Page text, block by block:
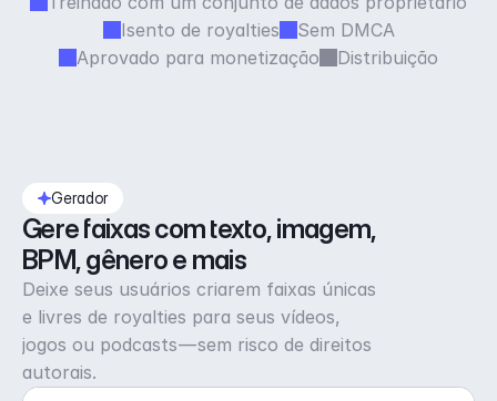
Isento de royalties
Sem DMCA
Aprovado para monetização
Distribuição
Gerador
Gere faixas com texto, imagem,
BPM, gênero e mais
Deixe seus usuários criarem faixas únicas
e livres de royalties para seus vídeos,
jogos ou podcasts — sem risco de direitos
autorais.